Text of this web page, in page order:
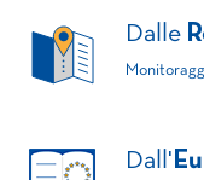
Dalle
Dall'